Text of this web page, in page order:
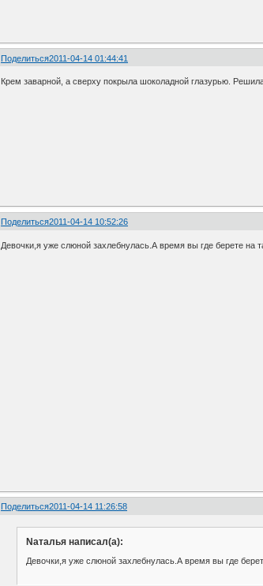
Поделиться2011-04-14 01:44:41
Крем заварной, а сверху покрыла шоколадной глазурью.
Поделиться2011-04-14 10:52:26
Девочки,я уже слюной захлебнулась.А время вы где берете на
Поделиться2011-04-14 11:26:58
Nаталья написал(а):
Девочки,я уже слюной захлебнулась.А время вы где